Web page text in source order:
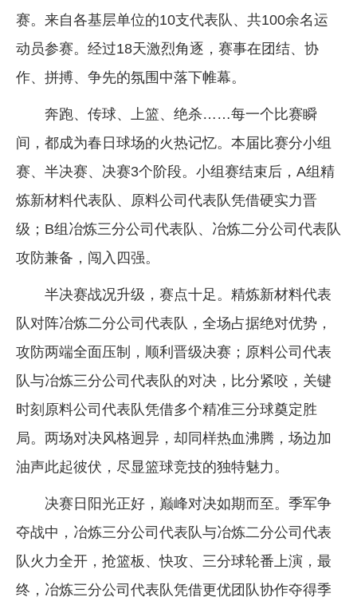
赛。来自各基层单位的10支代表队、共100余名运
动员参赛。经过18天激烈角逐，赛事在团结、协
作、拼搏、争先的氛围中落下帷幕。
奔跑、传球、上篮、绝杀……每一个比赛瞬
间，都成为春日球场的火热记忆。本届比赛分小组
赛、半决赛、决赛3个阶段。小组赛结束后，A组精
炼新材料代表队、原料公司代表队凭借硬实力晋
级；B组冶炼三分公司代表队、冶炼二分公司代表队
攻防兼备，闯入四强。
半决赛战况升级，赛点十足。精炼新材料代表
队对阵冶炼二分公司代表队，全场占据绝对优势，
攻防两端全面压制，顺利晋级决赛；原料公司代表
队与冶炼三分公司代表队的对决，比分紧咬，关键
时刻原料公司代表队凭借多个精准三分球奠定胜
局。两场对决风格迥异，却同样热血沸腾，场边加
油声此起彼伏，尽显篮球竞技的独特魅力。
决赛日阳光正好，巅峰对决如期而至。季军争
夺战中，冶炼三分公司代表队与冶炼二分公司代表
队火力全开，抢篮板、快攻、三分球轮番上演，最
终，冶炼三分公司代表队凭借更优团队协作夺得季